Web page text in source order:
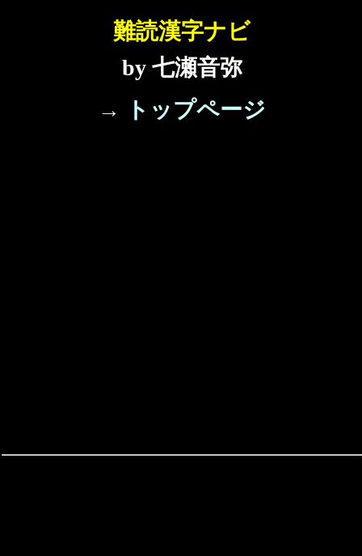
難読漢字ナビ
by 七瀬音弥
→ トップページ